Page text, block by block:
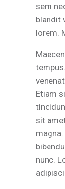
sem
blandit
lorem.
Etiam
sit
nunc.